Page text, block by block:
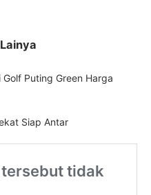
Puting Green Harga
Siap Antar